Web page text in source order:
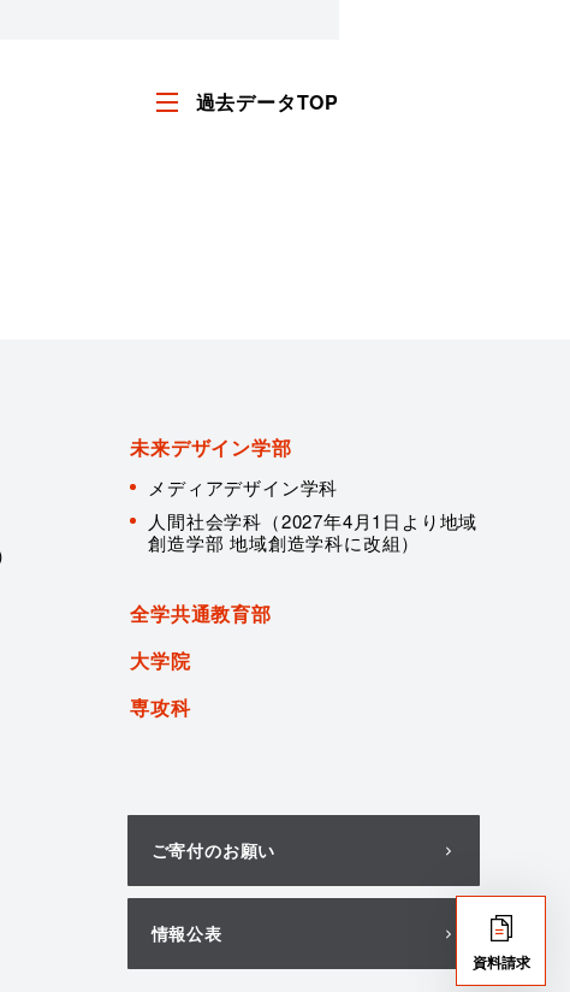
資料請求
過去データTOP
未来デザイン学部
メディアデザイン学科
人間社会学科（2027年4月1日より地域
創造学部 地域創造学科に改組）
全学共通教育部
大学院
専攻科
ご寄付のお願い
情報公表